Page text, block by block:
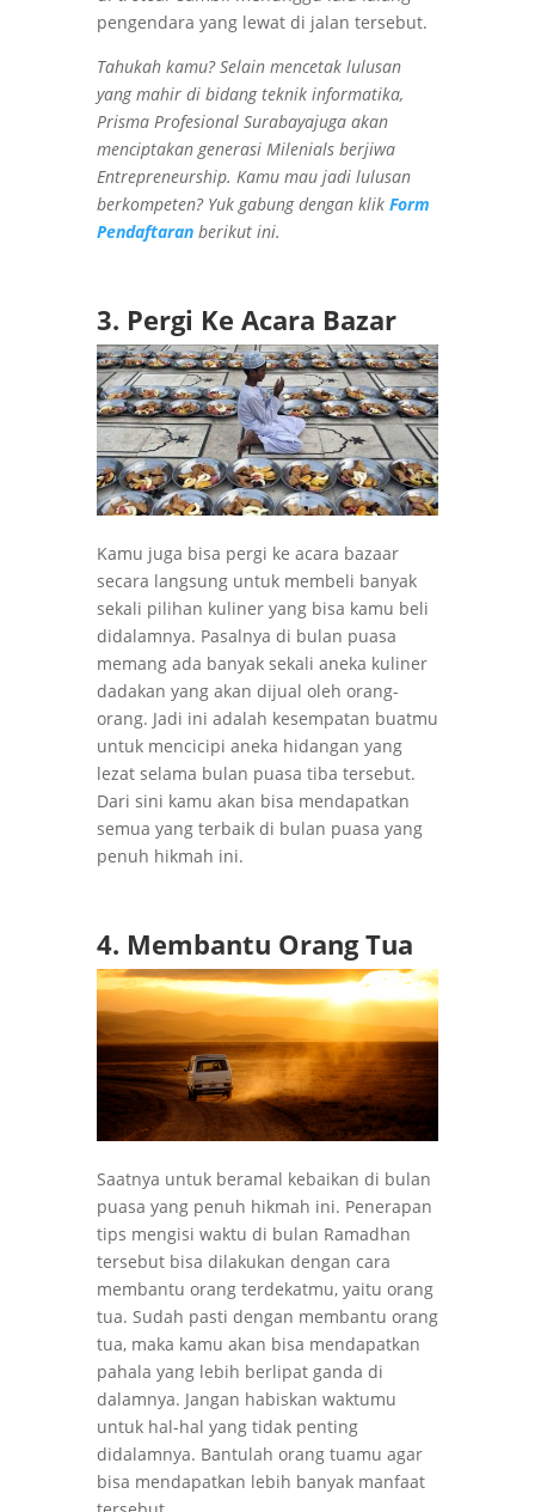
pengendara yang lewat di jalan tersebut.
Tahukah kamu? Selain mencetak lulusan
yang mahir di bidang teknik informatika,
Prisma Profesional Surabayajuga akan
menciptakan generasi Milenials berjiwa
Entrepreneurship. Kamu mau jadi lulusan
berkompeten? Yuk gabung dengan klik Form
Pendaftaranberikut ini.
3. Pergi Ke Acara Bazar
Kamu juga bisa pergi ke acara bazaar
secara langsung untuk membeli banyak
sekali pilihan kuliner yang bisa kamu beli
didalamnya. Pasalnya di bulan puasa
memang ada banyak sekali aneka kuliner
dadakan yang akan dijual oleh orang-
orang. Jadi ini adalah kesempatan buatmu
untuk mencicipi aneka hidangan yang
lezat selama bulan puasa tiba tersebut.
Dari sini kamu akan bisa mendapatkan
semua yang terbaik di bulan puasa yang
penuh hikmah ini.
4. Membantu Orang Tua
Saatnya untuk beramal kebaikan di bulan
puasa yang penuh hikmah ini. Penerapan
tips mengisi waktu di bulan Ramadhan
tersebut bisa dilakukan dengan cara
membantu orang terdekatmu, yaitu orang
tua. Sudah pasti dengan membantu orang
tua, maka kamu akan bisa mendapatkan
pahala yang lebih berlipat ganda di
dalamnya. Jangan habiskan waktumu
untuk hal-hal yang tidak penting
didalamnya. Bantulah orang tuamu agar
bisa mendapatkan lebih banyak manfaat